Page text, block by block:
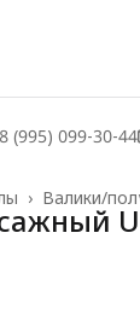
8 (995) 099-30-44
Валики/
›